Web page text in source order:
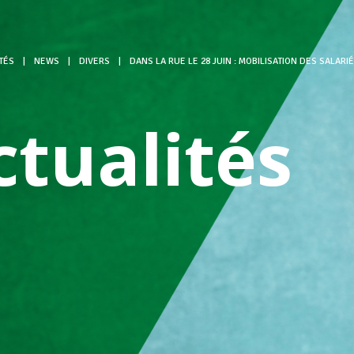
NEWS DIVERS DANS LA RUE LE 28 JUIN : MOBILISATION DES